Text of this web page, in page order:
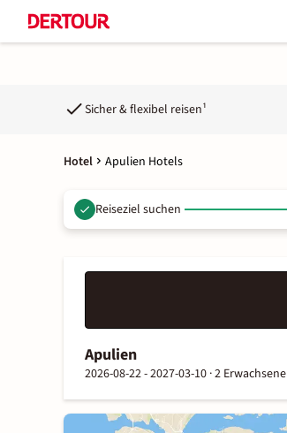
Sicher & flexibel reisen¹
Hotel Apulien Hotels
Reiseziel suchen
Apulien
2026-08-22 - 2027-03-10 ·2 Erwachsene